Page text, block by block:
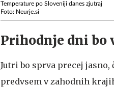
Temperature po Sloveniji danes zjutraj
Foto: Neurje.si
Prihodnje dni bo
Jutri bo sprva precej jasno,
predvsem v zahodnih